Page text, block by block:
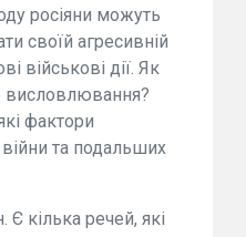
росіяни можуть
своїй агресивній
військові дії. Як
висловлювання?
фактори
та подальших
кілька речей, які